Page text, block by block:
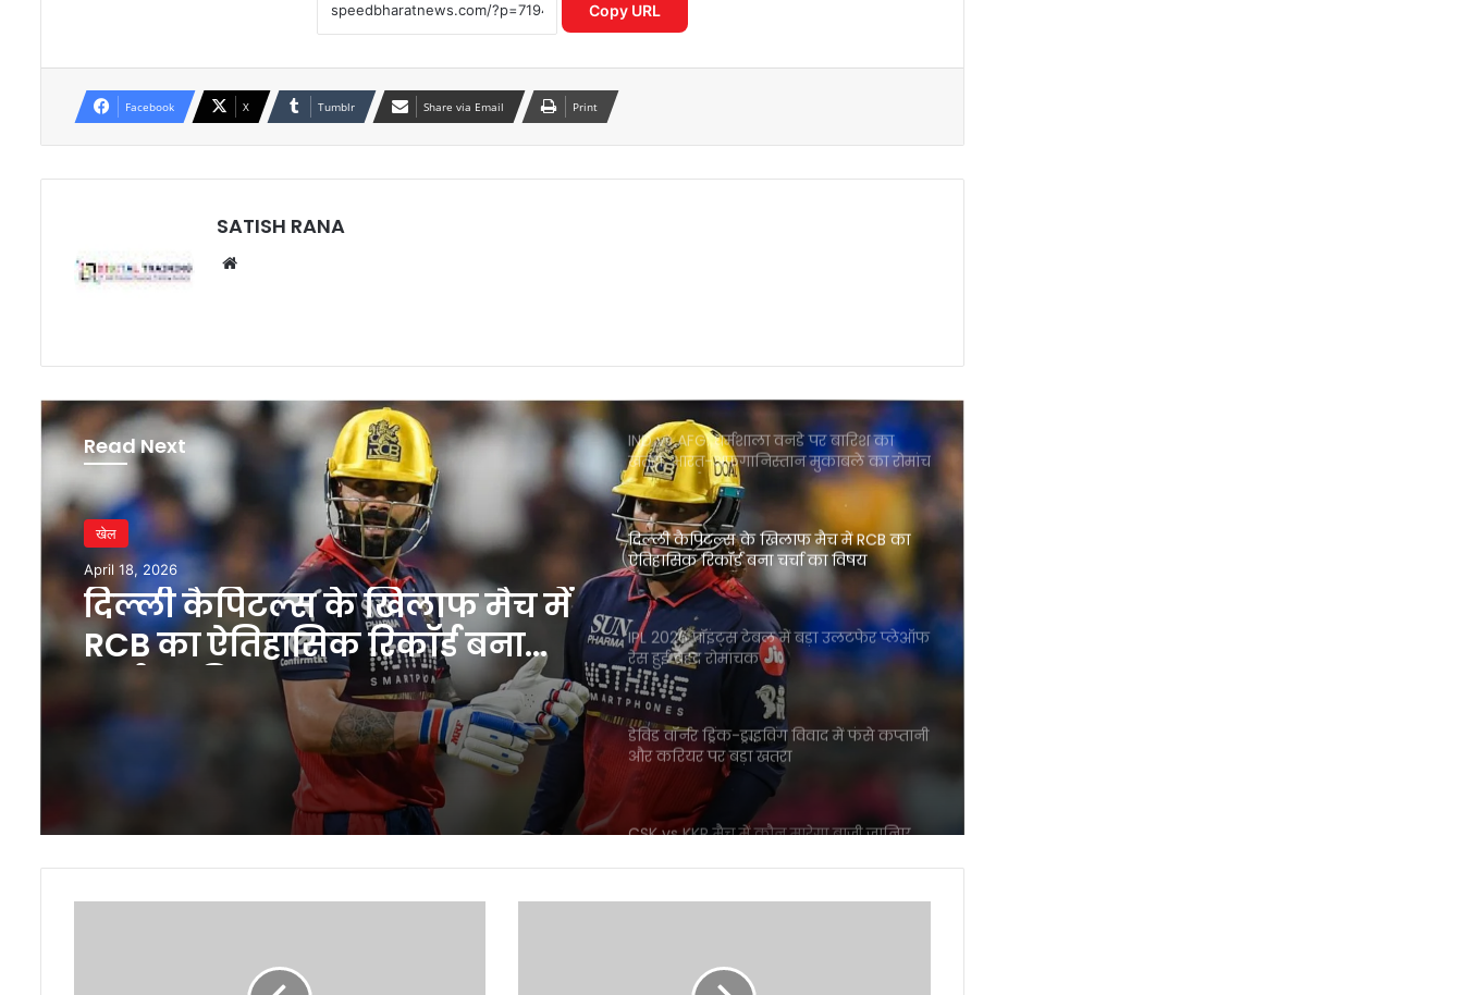
Copy URL
Facebook X Tumblr Share via Email Print
SATISH RANA
Read Next
खेल
April 18, 2026
दिल्ली कैपिटल्स के खिलाफ मैच में
RCB का ऐतिहासिक रिकॉर्ड बना
चर्चा का विषय
मैनेजर पर एक्शन की मांग तेज
आईपीएल 2026: आखिरी गेंद पर लखनऊ की
गुवाहाटी में कौन मारेगा बाजी
IND vs AFG: धर्मशाला वनडे पर बारिश का
खतरा, भारत-अफगानिस्तान मुकाबले का रोमांच
पड़ सकता है फीका
दिल्ली कैपिटल्स के खिलाफ मैच में RCB का
ऐतिहासिक रिकॉर्ड बना चर्चा का विषय
IPL 2026 पॉइंट्स टेबल में बड़ा उलटफेर प्लेऑफ
रेस हुई बेहद रोमांचक
डेविड वॉर्नर ड्रिंक-ड्राइविंग विवाद में फंसे कप्तानी
और करियर पर बड़ा खतरा
CSK vs KKR मैच में कौन मारेगा बाजी जानिए